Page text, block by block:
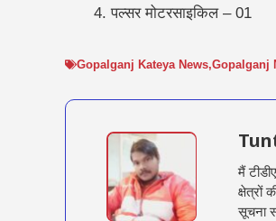
पल्सर मोटरसाइकिल – 01
Gopalganj Kateya News,Gopalganj
मैं
क्षेत्रों
सूचना